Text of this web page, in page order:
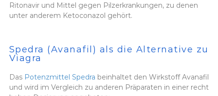
Ritonavir und Mittel gegen Pilzerkrankungen, zu denen
unter anderem Ketoconazol gehört.
Spedra (Avanafil) als die Alternative zu
Viagra
Das Potenzmittel Spedra beinhaltet den Wirkstoff Avanafil
und wird im Vergleich zu anderen Präparaten in einer recht